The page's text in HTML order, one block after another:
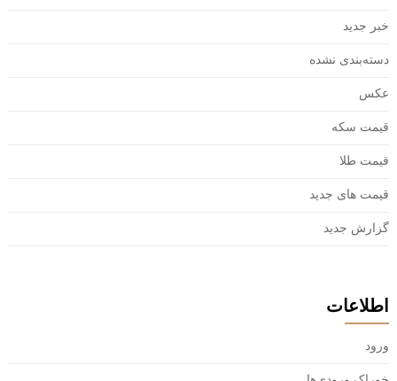
خبر جدید
دسته‌بندی نشده
عکس
قیمت سکه
قیمت طلا
قیمت های جدید
گزارش جدید
اطلاعات
ورود